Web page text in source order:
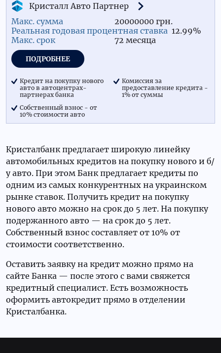
Кристалл Авто Партнер
20000000 грн.
12.99%
72 месяца
ПОДРОБНЕЕ
Кредит на покупку нового
авто в автоцентрах-
партнерах банка
Собственный взнос - от
10% стоимости авто
Комиссия за
предоставление кредита -
1% от суммы
Кристалбанк предлагает широкую линейку
автомобильных кредитов на покупку нового и б/
у авто. При этом Банк предлагает кредиты по
одним из самых конкурентных на украинском
рынке ставок. Получить кредит на покупку
нового авто можно на срок до 5 лет. На покупку
подержанного авто — на срок до 5 лет.
Собственный взнос составляет от 10% от
стоимости соответственно.
Оставить заявку на кредит можно прямо на
сайте Банка — после этого с вами свяжется
кредитный специалист. Есть возможность
оформить автокредит прямо в отделении
Кристалбанка.